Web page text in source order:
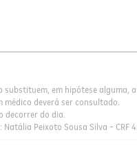
substituem, em hipótese alguma,
deverá ser consultado.
decorrer do dia.
Peixoto Sousa Silva - CRF